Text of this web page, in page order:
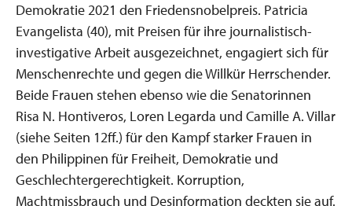
Demokratie 2021 den Friedensnobelpreis. Patricia
Evangelista (40), mit Preisen für ihre journalistisch-
investigative Arbeit ausgezeichnet, engagiert sich für
Menschenrechte und gegen die Willkür Herrschender.
Beide Frauen stehen ebenso wie die Senatorinnen
Risa N. Hontiveros, Loren Legarda und Camille A. Villar
(siehe Seiten 12ff.) für den Kampf starker Frauen in
den Philippinen für Freiheit, Demokratie und
Geschlechtergerechtigkeit. Korruption,
Machtmissbrauch und Desinformation deckten sie auf.